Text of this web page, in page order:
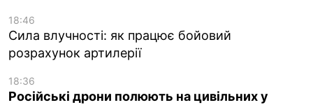
18:46
Сила влучності: як працює бойовий
розрахунок артилерії
18:36
Російські дрони полюють на цивільних у